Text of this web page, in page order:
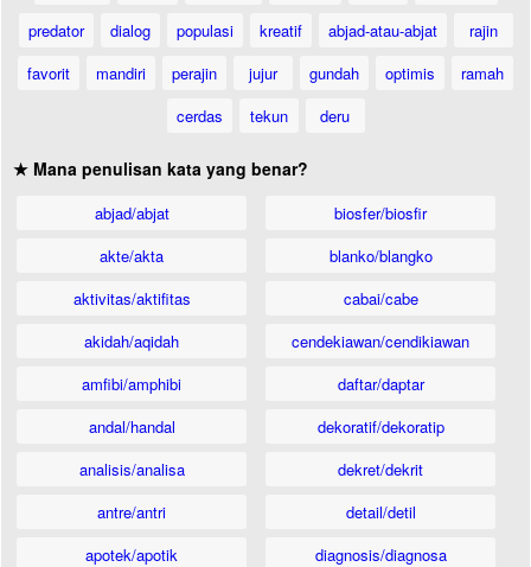
predator
dialog populasi kreatif abjad-atau-abjat
rajin
favorit
mandiri perajin jujur gundah optimis
ramah
cerdas
tekun deru
★ Mana penulisan kata yang benar?
abjad/abjat
akte/akta
aktivitas/aktifitas
akidah/aqidah
amfibi/amphibi
andal/handal
analisis/analisa
antre/antri
apotek/apotik
biosfer/biosfir
blanko/blangko
cabai/cabe
cendekiawan/cendikiawan
daftar/daptar
dekoratif/dekoratip
dekret/dekrit
detail/detil
diagnosis/diagnosa